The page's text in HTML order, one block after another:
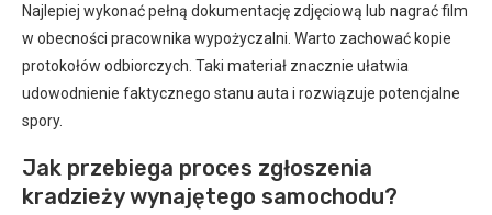
Najlepiej wykonać pełną dokumentację zdjęciową lub nagrać film
w obecności pracownika wypożyczalni. Warto zachować kopie
protokołów odbiorczych. Taki materiał znacznie ułatwia
udowodnienie faktycznego stanu auta i rozwiązuje potencjalne
spory.
Jak przebiega proces zgłoszenia
kradzieży wynajętego samochodu?